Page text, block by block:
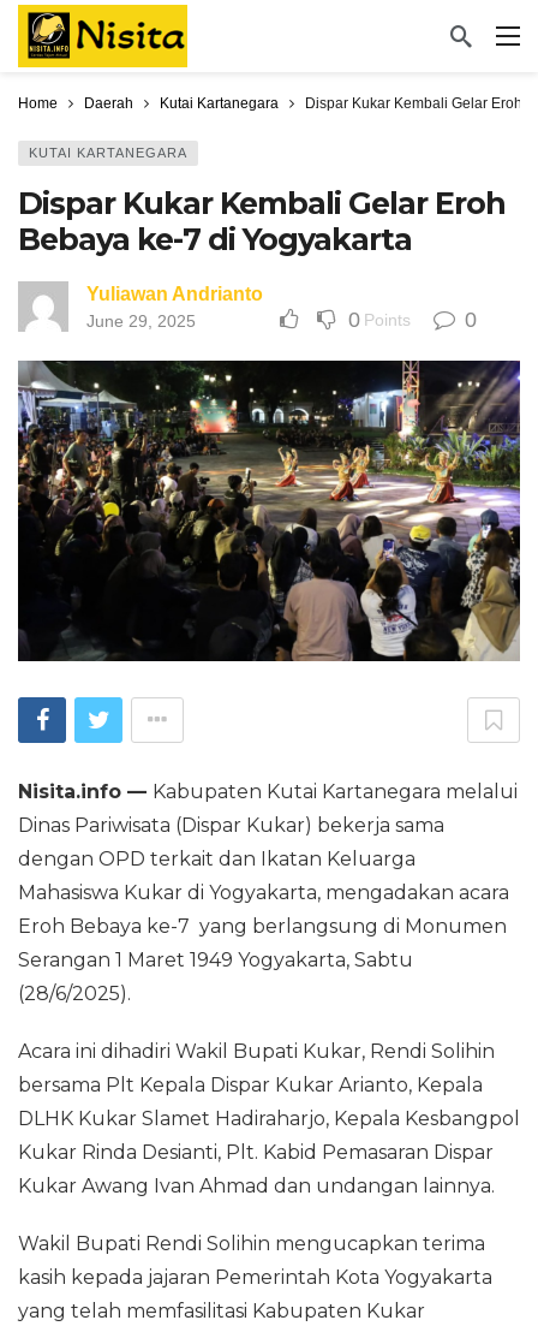
Home Daerah Kutai Kartanegara Dispar Kukar Kembali Gelar Eroh
KUTAI KARTANEGARA
Dispar Kukar Kembali Gelar Eroh
Bebaya ke-7 di Yogyakarta
Yuliawan Andrianto
June 29, 2025 0 Points 0
Nisita.info — Kabupaten Kutai Kartanegara melalui
Dinas Pariwisata (Dispar Kukar) bekerja sama
dengan OPD terkait dan Ikatan Keluarga
Mahasiswa Kukar di Yogyakarta, mengadakan acara
Eroh Bebaya ke-7 yang berlangsung di Monumen
Serangan 1 Maret 1949 Yogyakarta, Sabtu
(28/6/2025).
Acara ini dihadiri Wakil Bupati Kukar, Rendi Solihin
bersama Plt Kepala Dispar Kukar Arianto, Kepala
DLHK Kukar Slamet Hadiraharjo, Kepala Kesbangpol
Kukar Rinda Desianti, Plt. Kabid Pemasaran Dispar
Kukar Awang Ivan Ahmad dan undangan lainnya.
Wakil Bupati Rendi Solihin mengucapkan terima
kasih kepada jajaran Pemerintah Kota Yogyakarta
yang telah memfasilitasi Kabupaten Kukar